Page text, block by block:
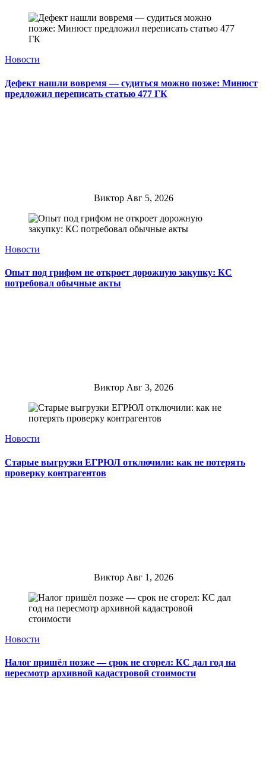
Новости
Дефект нашли вовремя — судиться можно позже: Минюст
предложил переписать статью 477 ГК
Виктор Авг 5, 2026
Новости
Опыт под грифом не откроет дорожную закупку: КС
потребовал обычные акты
Виктор Авг 3, 2026
Новости
Старые выгрузки ЕГРЮЛ отключили: как не потерять
проверку контрагентов
Виктор Авг 1, 2026
Новости
Налог пришёл позже — срок не сгорел: КС дал год на
пересмотр архивной кадастровой стоимости